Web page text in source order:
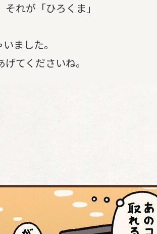
れが「ひろくま」
ました。
てくださいね。